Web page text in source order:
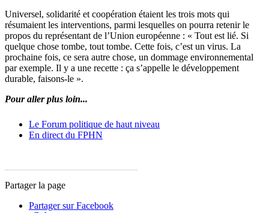
Universel, solidarité et coopération étaient les trois mots qui
résumaient les interventions, parmi lesquelles on pourra retenir le
propos du représentant de l’Union européenne : « Tout est lié. Si
quelque chose tombe, tout tombe. Cette fois, c’est un virus. La
prochaine fois, ce sera autre chose, un dommage environnemental
par exemple. Il y a une recette : ça s’appelle le développement
durable, faisons-le ».
Pour aller plus loin...
Le Forum politique de haut niveau
En direct du FPHN
Partager la page
Partager sur Facebook